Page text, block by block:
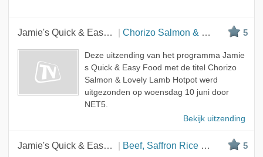
Jamie's Quick & Easy Food Chorizo Salmon & Lovely Lamb Hotpot 5
Deze uitzending van het programma Jamie
s Quick & Easy Food met de titel Chorizo
Salmon & Lovely Lamb Hotpot werd
uitgezonden op woensdag 10 juni door
NET5.
Bekijk uitzending
Jamie's Quick & Easy Food Beef, Saffron Rice & Plum Tart Tatin 5